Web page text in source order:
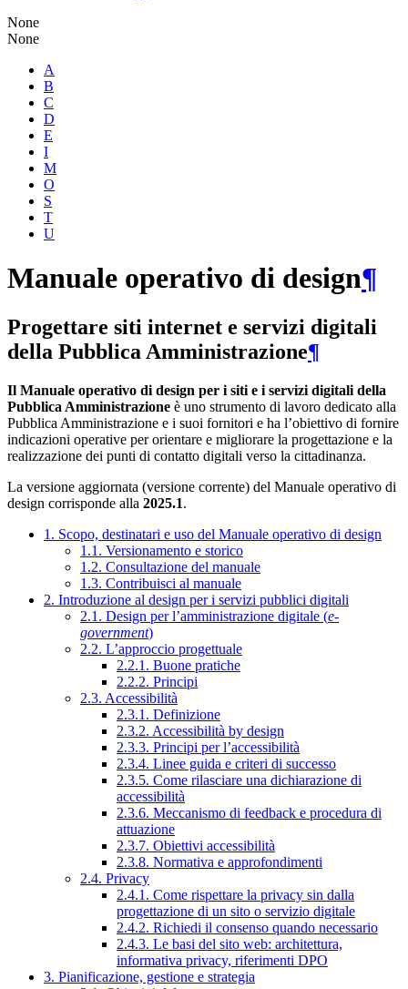
None
None
A
B
C
D
E
I
M
O
S
T
U
Manuale operativo di design¶
Progettare siti internet e servizi digitali
della Pubblica Amministrazione¶
Il Manuale operativo di design per i siti e i servizi digitali della
Pubblica Amministrazione è uno strumento di lavoro dedicato alla
Pubblica Amministrazione e i suoi fornitori e ha l’obiettivo di fornire
indicazioni operative per orientare e migliorare la progettazione e la
realizzazione dei punti di contatto digitali verso la cittadinanza.
La versione aggiornata (versione corrente) del Manuale operativo di
design corrisponde alla 2025.1.
1. Scopo, destinatari e uso del Manuale operativo di design
1.1. Versionamento e storico
1.2. Consultazione del manuale
1.3. Contribuisci al manuale
2. Introduzione al design per i servizi pubblici digitali
2.1. Design per l’amministrazione digitale (e-
government)
2.2. L’approccio progettuale
2.2.1. Buone pratiche
2.2.2. Principi
2.3. Accessibilità
2.3.1. Definizione
2.3.2. Accessibilità by design
2.3.3. Principi per l’accessibilità
2.3.4. Linee guida e criteri di successo
2.3.5. Come rilasciare una dichiarazione di
accessibilità
2.3.6. Meccanismo di feedback e procedura di
attuazione
2.3.7. Obiettivi accessibilità
2.3.8. Normativa e approfondimenti
2.4. Privacy
2.4.1. Come rispettare la privacy sin dalla
progettazione di un sito o servizio digitale
2.4.2. Richiedi il consenso quando necessario
2.4.3. Le basi del sito web: architettura,
informativa privacy, riferimenti DPO
3. Pianificazione, gestione e strategia